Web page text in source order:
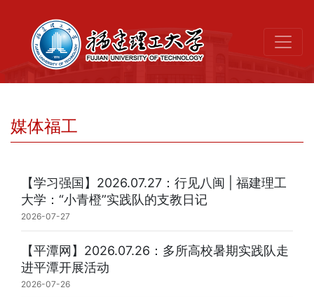
媒体福工
【学习强国】2026.07.27：行见八闽 | 福建理工
大学：“小青橙”实践队的支教日记
2026-07-27
【平潭网】2026.07.26：多所高校暑期实践队走
进平潭开展活动
2026-07-26